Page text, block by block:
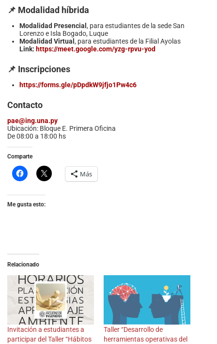
📌 Modalidad híbrida
Modalidad Presencial , para estudiantes de la sede San
Lorenzo e Isla Bogado, Luque
Modalidad Virtual , para estudiantes de la Filial Ayolas
Link: https://meet.google.com/yzg-rpvu-yod
📌 Inscripciones
https://forms.gle/pDpdkW9jfjo1Pw4c6
Contacto
pae@ing.una.py
Ubicación: Bloque E. Primera Oficina
De 08:00 a 18:00 hs
Comparte
Más
Me gusta esto:
Relacionado
Invitación a estudiantes a
participar del Taller “Hábitos
Taller “Desarrollo de
herramientas operativas del